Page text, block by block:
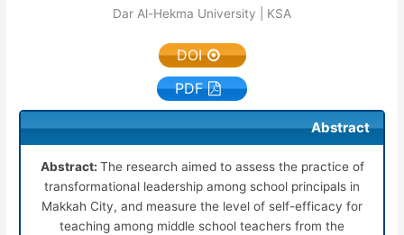
Dar Al-Hekma University | KSA
DOI
PDF
Abstract
Abstract: The research aimed to assess the practice of
transformational leadership among school principals in
Makkah City, and measure the level of self-efficacy for
teaching among middle school teachers from the